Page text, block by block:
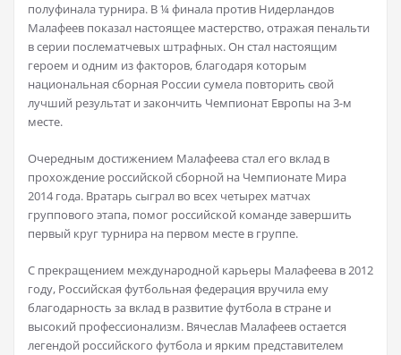
полуфинала турнира. В ¼ финала против Нидерландов
Малафеев показал настоящее мастерство, отражая пенальти
в серии послематчевых штрафных. Он стал настоящим
героем и одним из факторов, благодаря которым
национальная сборная России сумела повторить свой
лучший результат и закончить Чемпионат Европы на 3-м
месте.
Очередным достижением Малафеева стал его вклад в
прохождение российской сборной на Чемпионате Мира
2014 года. Вратарь сыграл во всех четырех матчах
группового этапа, помог российской команде завершить
первый круг турнира на первом месте в группе.
С прекращением международной карьеры Малафеева в 2012
году, Российская футбольная федерация вручила ему
благодарность за вклад в развитие футбола в стране и
высокий профессионализм. Вячеслав Малафеев остается
легендой российского футбола и ярким представителем